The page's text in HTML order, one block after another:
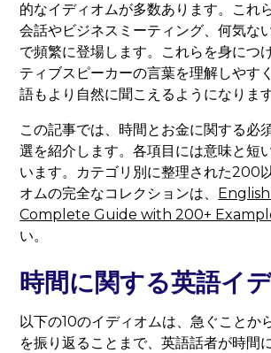
的なイディオムが多数あります。これ
会話やビジネスミーティング、何気な
で頻繁に登場します。これらを身につ
ティブスピーカーの言葉を理解しやす
語もより自然に聞こえるようになります
この記事では、時間とお金に関する必
選を紹介します。各項目には意味と短
います。カテゴリ別に整理された200
オムの完全なコレクションは、
Complete Guide with 200+
い。
時間に関する英語イ
以下の10のイディオムは、急ぐことか
を振り返ることまで、英語話者が時間